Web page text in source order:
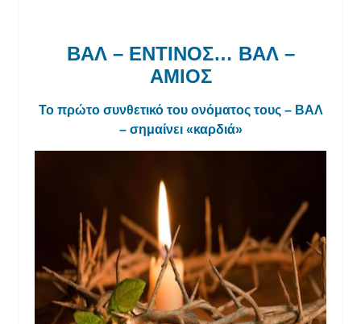
ΒΑΛ – ΕΝΤΙΝΟΣ… ΒΑΛ –
ΑΜΙΟΣ
Το πρώτο συνθετικό του ονόματος τους – ΒΑΛ
– σημαίνει «καρδιά»